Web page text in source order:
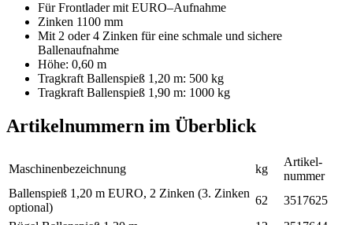
Für Frontlader mit EURO–Aufnahme
Zinken 1100 mm
Mit 2 oder 4 Zinken für eine schmale und sichere
Ballenaufnahme
Höhe: 0,60 m
Tragkraft Ballenspieß 1,20 m: 500 kg
Tragkraft Ballenspieß 1,90 m: 1000 kg
Artikelnummern im Überblick
Maschinen­bezeichnung kg
Artikel­
nummer
Ballenspieß 1,20 m EURO, 2 Zinken (3. Zinken
optional)
62
3517625